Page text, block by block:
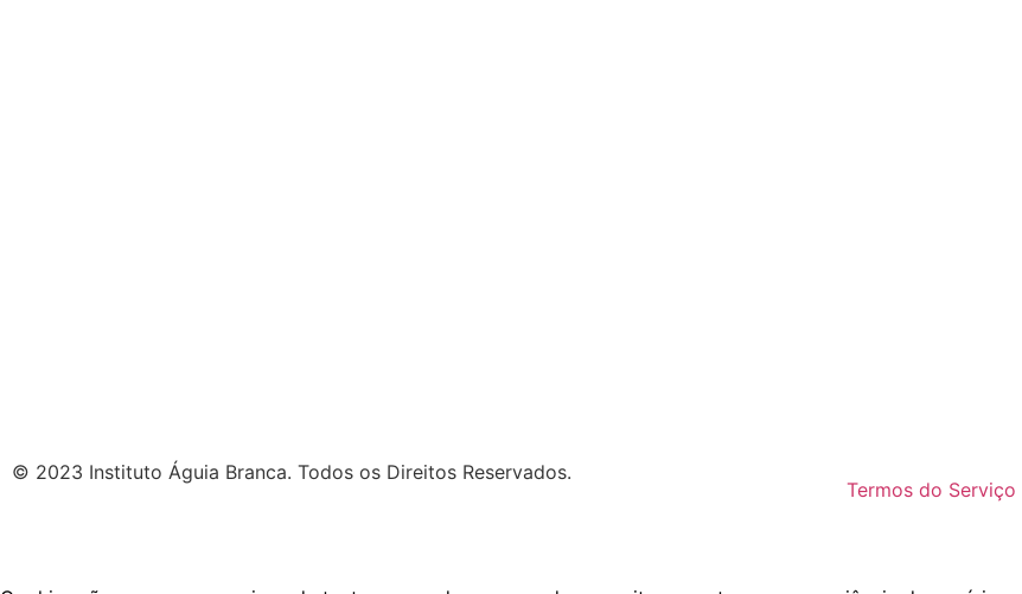
© 2023 Instituto Águia Branca. Todos os Direitos Reservados.
Termos do Serviço